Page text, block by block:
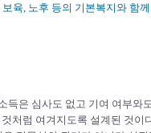
육, 노후 등의 기본복지와 함께
은 심사도 없고 기여 여부와
처럼 여겨지도록 설계된 것이